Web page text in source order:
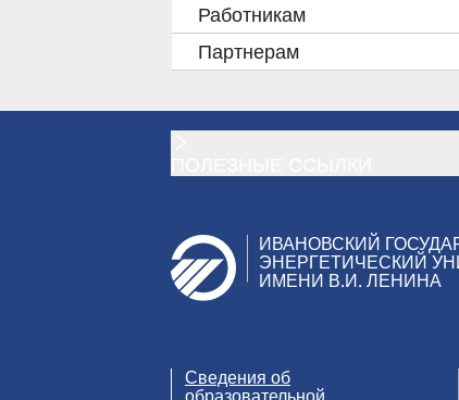
Работникам
Партнерам
ИВАНОВСКИЙ
ЭНЕРГЕТИЧЕСКИЙ
ИМЕНИ В.И. ЛЕНИНА
Сведения об